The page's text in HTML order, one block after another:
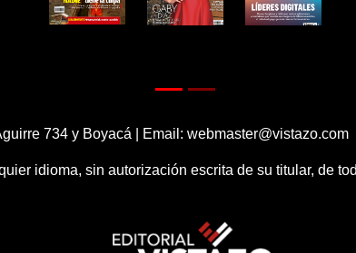
734 y Boyacá | Email: webmaster@vistazo.com
idioma, sin autorización escrita de su titular, de